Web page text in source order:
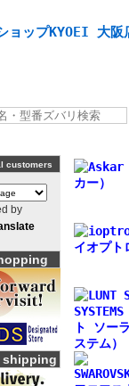
ョップKYOEI 大
customers
by
shipping